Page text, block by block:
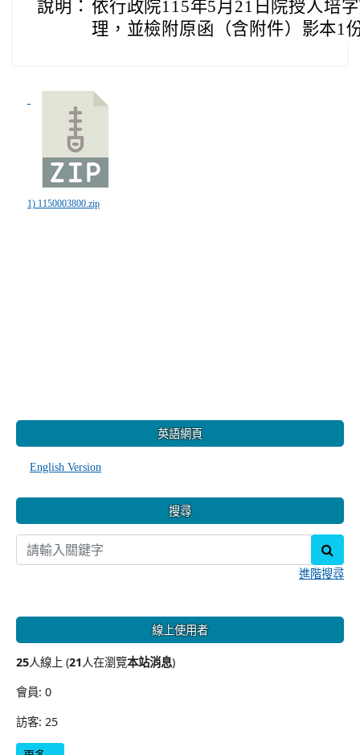
說明： 依行政院115年5月21日院授人培
理，並檢附原函（含附件）影本1
1) 1150003800.zip
英語網頁
English Version
搜尋
進階搜尋
線上使用者
25人線上 (21人在瀏覽本站消息)
會員: 0
訪客: 25